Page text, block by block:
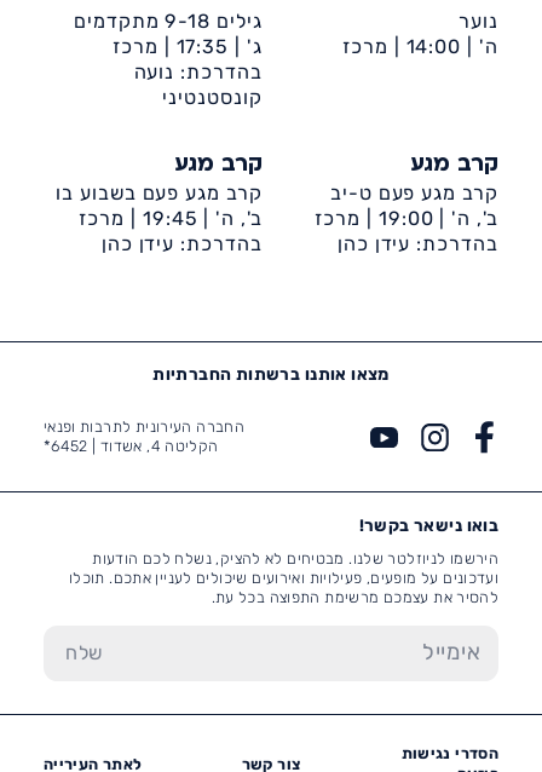
נוער
ה' | 14:00 |
מרכז
גילים 9-18 מתקדמים
ג' |
17:35 |
מרכז
קהילתי ספרא
בהדרכת: נועה
קונסטנטיני
קרב מגע
קרב מגע פעם ט-יב
ב', ה' | 19:00 |
מרכז
קהילתי ספרא
בהדרכת: עידן כהן
קרב מגע
קרב מגע פעם בשבוע בו
ב', ה' | 19:45 |
מרכז
קהילתי ספרא
בהדרכת: עידן כהן
מצאו אותנו ברשתות החברתיות
החברה העירונית לתרבות ופנאי
הקליטה 4, אשדוד |
6452*
בואו נישאר בקשר!
הירשמו לניוזלטר שלנו. מבטיחים לא להציק, נשלח לכם הודעות
ועדכונים על מופעים, פעילויות ואירועים שיכולים לעניין אתכם. תוכלו
להסיר את עצמכם מרשימת התפוצה בכל עת.
הסדרי נגישות
צור קשר לאתר העירייה